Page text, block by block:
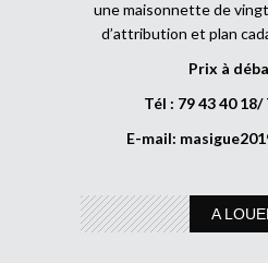
une maisonnette de
d’attribution et plan
Prix à
Tél : 79 43 40 18/
E-mail:
A